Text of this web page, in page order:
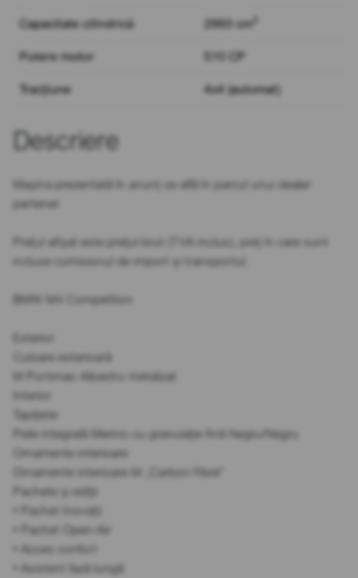
Capacitate cilindrică 2993 cm
Putere motor 510 CP
Tracțiune 4x4 (automat)
Descriere
Mașina prezentată în anunț se află în parcul unui dealer
partener.
Prețul afișat este prețul brut (TVA inclus), preț în care sunt
incluse comisionul de import și transportul.
BMW M4 Competition
Exterior
Culoare exterioară
M Portimao Albastru metalizat
Interior
Tapițerie
Piele integrală Merino cu granulație fină Negru/Negru
Ornamente interioare
Ornamente interioare M „Carbon Fibre”
Pachete și ediții
• Pachet Inovații
• Pachet Open-Air
• Acces confort
• Asistent fază lungă